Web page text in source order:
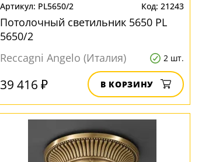
PL5650/2 21243
Потолочный светильник 5650 PL
5650/2
Reccagni Angelo (Италия)
2 шт.
39 416 ₽ В КОРЗИНУ